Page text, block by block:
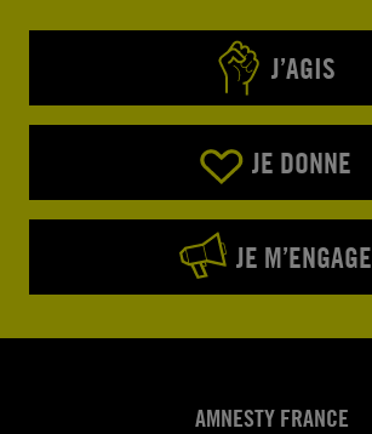
J’AGIS
JE DONNE
JE M’ENGAGE
AMNESTY FRANCE